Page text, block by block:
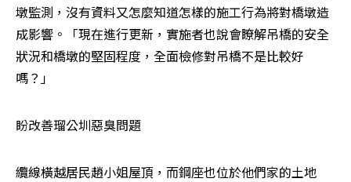
墩監測，沒有資料又怎麼知道怎樣的施工行為將對橋墩造
成影響。「現在進行更新，實施者也說會瞭解吊橋的安全
狀況和橋墩的堅固程度，全面檢修對吊橋不是比較好
嗎？」
盼改善瑠公圳惡臭問題
纜線橫越居民趙小姐屋頂，而鋼座也位於他們家的土地